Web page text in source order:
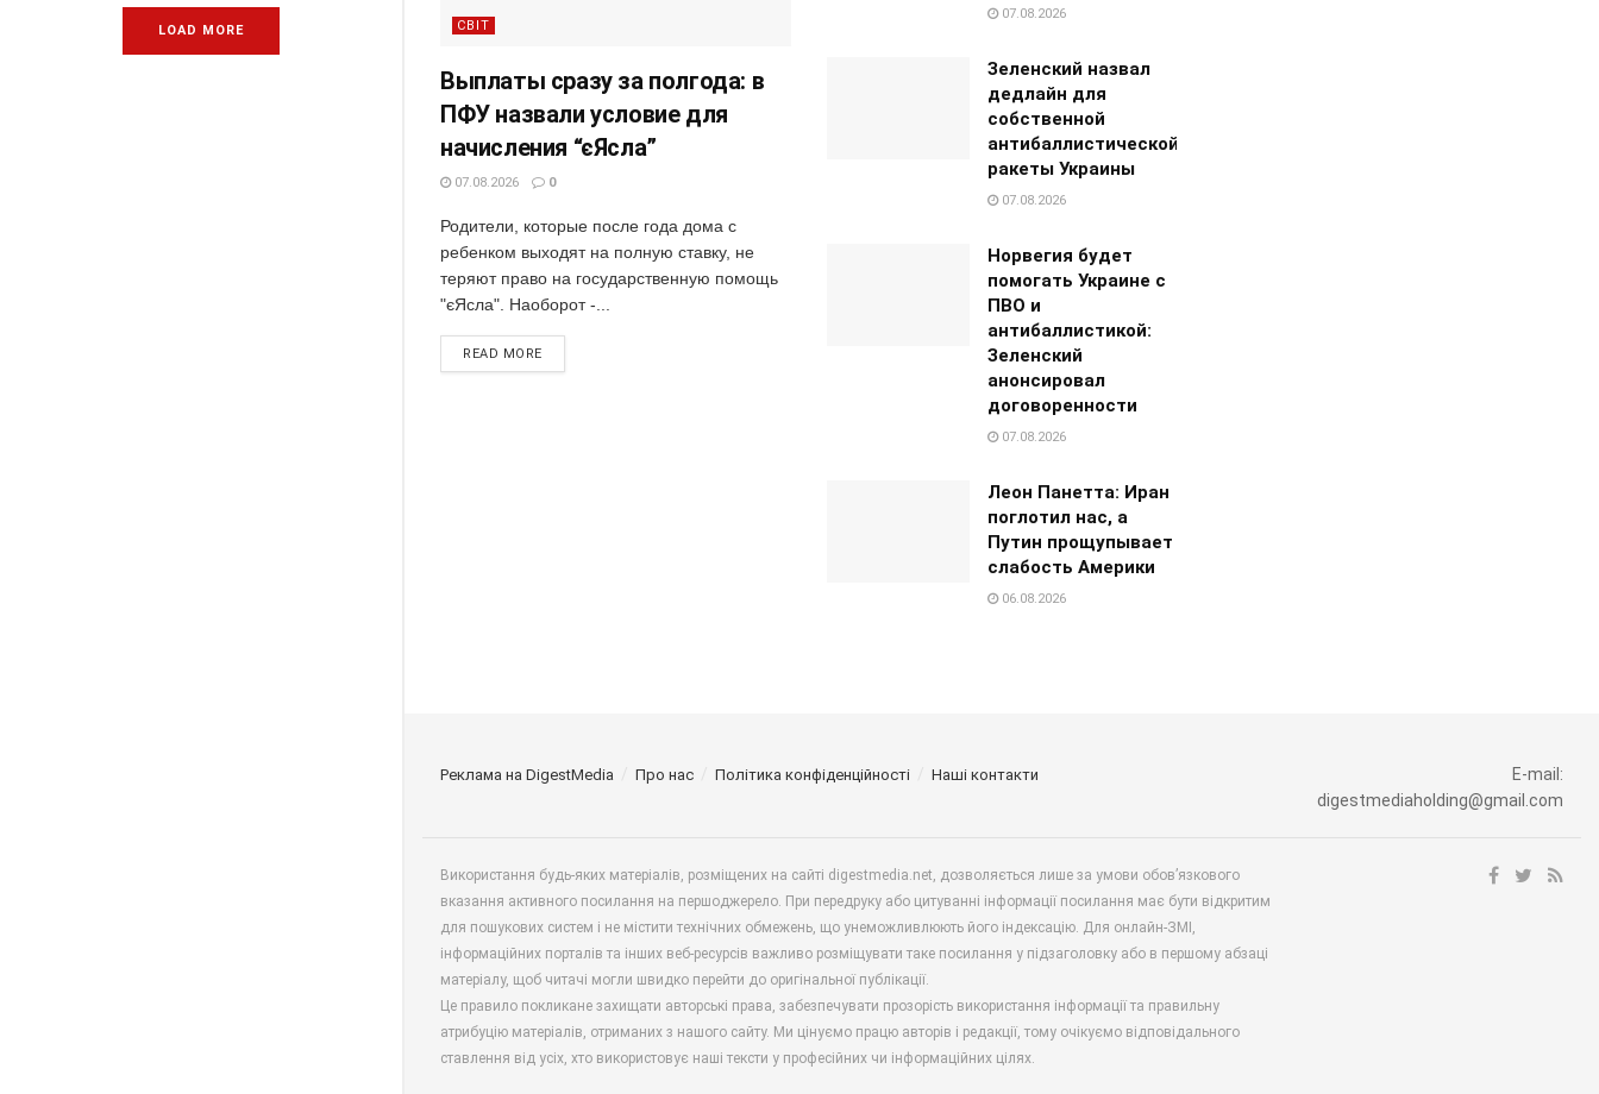
LOAD MORE СВІТ
Выплаты сразу за полгода: в
ПФУ назвали условие для
начисления “єЯсла”
07.08.2026 0
Родители, которые после года дома с
ребенком выходят на полную ставку, не
теряют право на государственную помощь
"єЯсла". Наоборот -...
READ MORE
07.08.2026
Зеленский назвал
дедлайн для
собственной
антибаллистической
ракеты Украины
07.08.2026
Норвегия будет
помогать Украине с
ПВО и
антибаллистикой:
Зеленский
анонсировал
договоренности
07.08.2026
Леон Панетта: Иран
поглотил нас, а
Путин прощупывает
слабость Америки
06.08.2026
Реклама на DigestMedia Про нас Політика конфіденційності Наші контакти
E-mail:
digestmediaholding@gmail.com
Використання будь-яких матеріалів, розміщених на сайті digestmedia.net, дозволяється лише за умови обов’язкового
вказання активного посилання на першоджерело. При передруку або цитуванні інформації посилання має бути відкритим
для пошукових систем і не містити технічних обмежень, що унеможливлюють його індексацію. Для онлайн-ЗМІ,
інформаційних порталів та інших веб-ресурсів важливо розміщувати таке посилання у підзаголовку або в першому абзаці
матеріалу, щоб читачі могли швидко перейти до оригінальної публікації.
Це правило покликане захищати авторські права, забезпечувати прозорість використання інформації та правильну
атрибуцію матеріалів, отриманих з нашого сайту. Ми цінуємо працю авторів і редакції, тому очікуємо відповідального
ставлення від усіх, хто використовує наші тексти у професійних чи інформаційних цілях.